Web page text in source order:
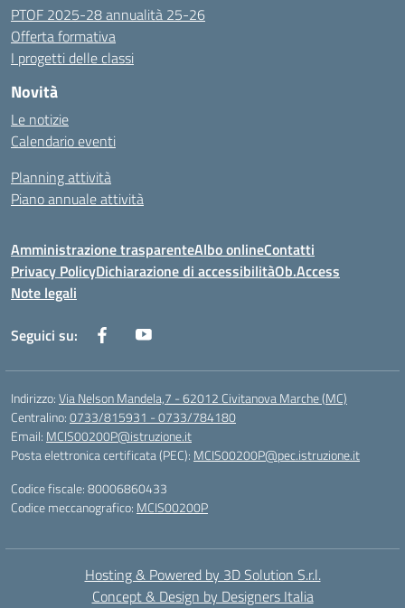
PTOF 2025-28 annualità 25-26
Offerta formativa
I progetti delle classi
Novità
Le notizie
Calendario eventi
Planning attività
Piano annuale attività
Amministrazione trasparenteAlbo onlineContatti
Privacy PolicyDichiarazione di accessibilitàOb.Access
Note legali
Seguici su:
Indirizzo:Via Nelson Mandela,7 - 62012 Civitanova Marche (MC)
Centralino:0733/815931 - 0733/784180
Email: MCIS00200P@istruzione.it
Posta elettronica certificata (PEC): MCIS00200P@pec.istruzione.it
Codice fiscale: 80006860433
Codice meccanografico: MCIS00200P
Hosting & Powered by 3D Solution S.r.l.
Concept & Design by Designers Italia